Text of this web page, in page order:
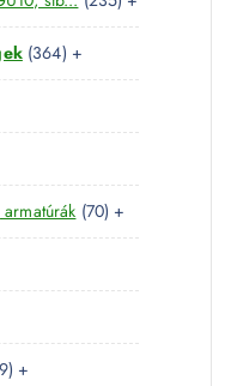
k
3
t
r
é
k
3643
6
t
r
m
é
+
707
0
e
m
+
1 +